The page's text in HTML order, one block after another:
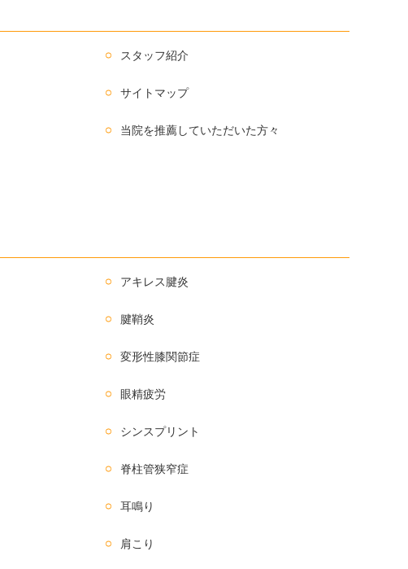
スタッフ紹介
サイトマップ
当院を推薦していただいた方々
アキレス腱炎
腱鞘炎
変形性膝関節症
眼精疲労
シンスプリント
脊柱管狭窄症
耳鳴り
肩こり